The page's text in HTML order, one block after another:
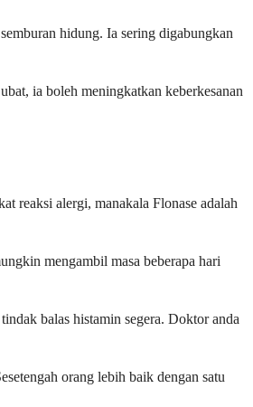
hidung. Ia sering digabungkan
ia boleh meningkatkan keberkesanan
reaksi alergi, manakala Flonase adalah
mengambil masa beberapa hari
balas histamin segera. Doktor anda
orang lebih baik dengan satu